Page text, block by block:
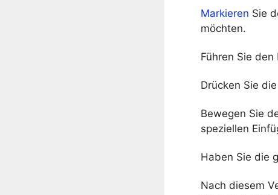
Markieren Sie
möchten.
Führen Sie
Drücken Sie
Bewegen Sie
speziellen
Haben Sie die
Nach diesem